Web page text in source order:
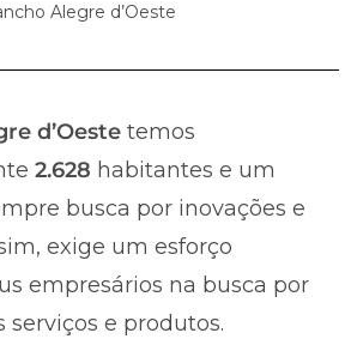
Alegre d’Oeste
d’Oeste temos
2.628 habitantes e um
busca por inovações e
exige um esforço
empresários na busca por
e produtos.